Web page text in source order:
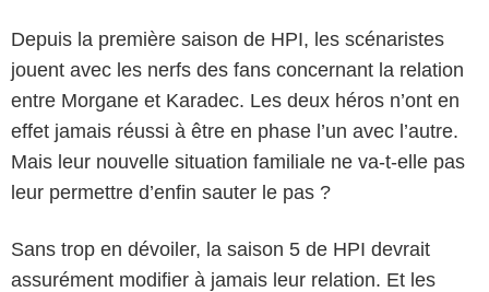
Depuis la première saison de HPI, les scénaristes
jouent avec les nerfs des fans concernant la relation
entre Morgane et Karadec. Les deux héros n’ont en
effet jamais réussi à être en phase l’un avec l’autre.
Mais leur nouvelle situation familiale ne va-t-elle pas
leur permettre d’enfin sauter le pas ?
Sans trop en dévoiler, la saison 5 de HPI devrait
assurément modifier à jamais leur relation. Et les